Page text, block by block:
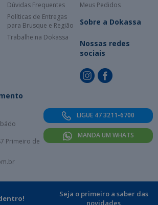
Dúvidas Frequentes
Políticas de Entregas
para Brusque e Região
Trabalhe na Dokassa
Meus Pedidos
Sobre a Dokassa
Nossas redes
sociais
Primeiro de
LIGUE 47 3211-6700
MANDA UM WHATS
Seja o primeiro a saber das
novidades